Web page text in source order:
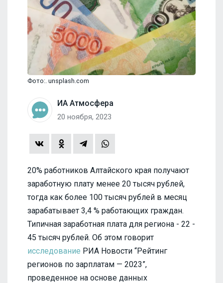
Фото:. unsplash.com
ИА Атмосфера
20 ноября, 2023
20% работников Алтайского края получают
заработную плату менее 20 тысяч рублей,
тогда как более 100 тысяч рублей в месяц
зарабатывает 3,4 % работающих граждан.
Типичная заработная плата для региона - 22 -
45 тысяч рублей. Об этом говорит
исследование РИА Новости “Рейтинг
регионов по зарплатам — 2023”,
проведенное на основе данных